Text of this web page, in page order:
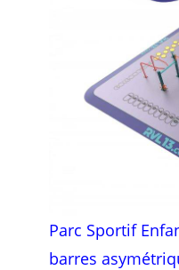
Parc Sportif
barres